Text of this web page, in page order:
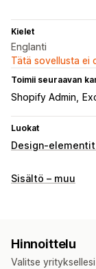
Kielet
Englanti
Tätä sovellusta ei
Toimii seuraavan
Shopify Admin
Luokat
Design-elementit
Sisältö – muu
Hinnoittelu
Valitse